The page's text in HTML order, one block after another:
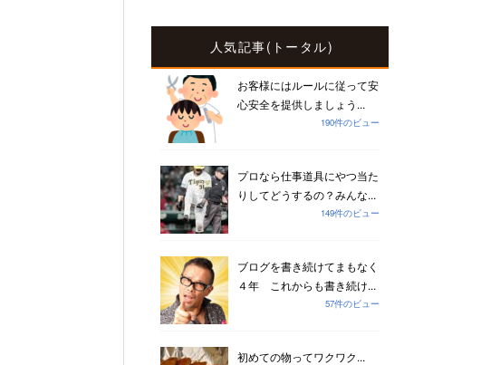
人気記事(トータル)
お客様にはルールに従って安
心安全を提供しましょう...
190件のビュー
プロなら仕事道具にやつ当た
りしてどうするの？みんな...
149件のビュー
ブログを書き続けてまもなく
４年 これからも書き続け...
57件のビュー
初めての物ってワクワク...